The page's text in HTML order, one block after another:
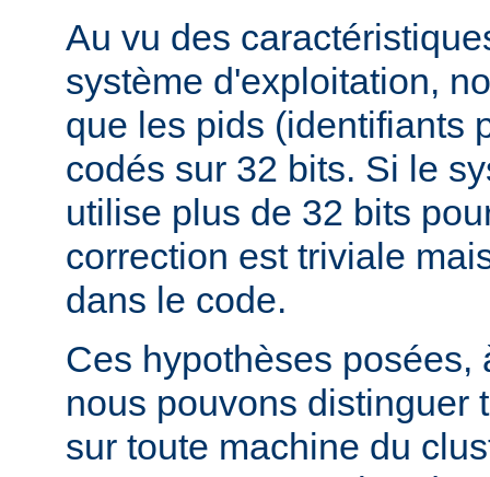
Au vu des
système d'exploitation,
que les pids (identifiants
codés sur 32 bits. Si le
utilise plus de 32 bits
correction est triviale
dans le code.
Ces hypothèses posées,
nous pouvons distinguer
sur toute machine du